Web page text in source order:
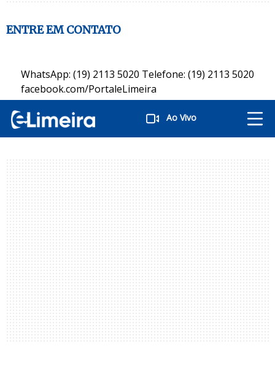
Ao Vivo
ENTRE EM CONTATO
WhatsApp: (19) 2113 5020 Telefone: (19) 2113 5020
facebook.com/PortaleLimeira
instagram.com/PortaleLimeira
twitter.com/PortaleLimeira